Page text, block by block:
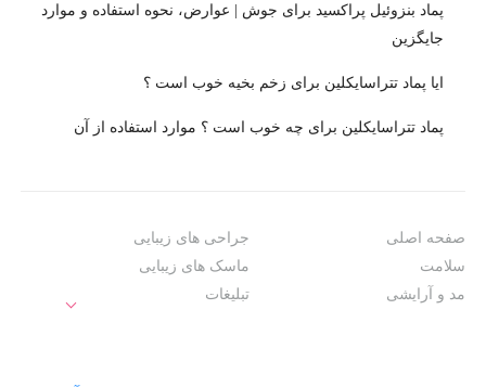
پماد بنزوئیل پراکسید برای جوش | عوارض، نحوه استفاده و موارد
جایگزین
ایا پماد تتراسایکلین برای زخم بخیه خوب است ؟
پماد تتراسایکلین برای چه خوب است ؟ موارد استفاده از آن
صفحه اصلی
جراحی های زیبایی
سلامت
ماسک های زیبایی
مد و آرایشی
تبلیغات